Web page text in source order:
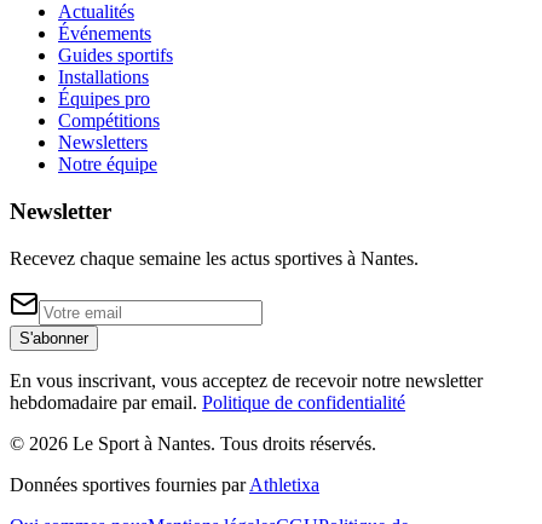
Actualités
Événements
Guides sportifs
Installations
Équipes pro
Compétitions
Newsletters
Notre équipe
Newsletter
Recevez chaque semaine les actus sportives à Nantes.
S'abonner
En vous inscrivant, vous acceptez de recevoir notre newsletter
hebdomadaire par email. Politique de confidentialité
© 2026 Le Sport à Nantes. Tous droits réservés.
Données sportives fournies par Athletixa